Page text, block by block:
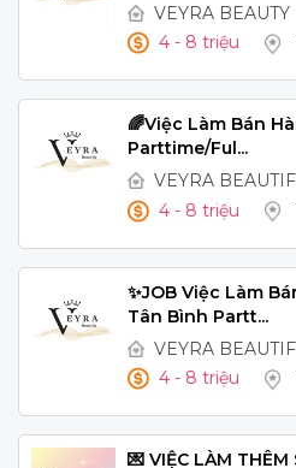
VEYRA BEAUTY
4 - 8 triệu
🌈Việc Làm Bán
Parttime/Ful...
VEYRA
4 - 8 triệu
✨JOB Việc Làm
Tân Bình Partt...
VEYRA
4 - 8 triệu
💌 VIỆC LÀM